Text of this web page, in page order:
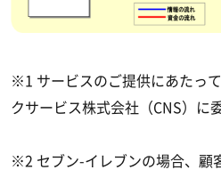
※1 サービスのご提供にあたっ
クサービス株式会社（CNS）に
※2 セブン-イレブンの場合、顧